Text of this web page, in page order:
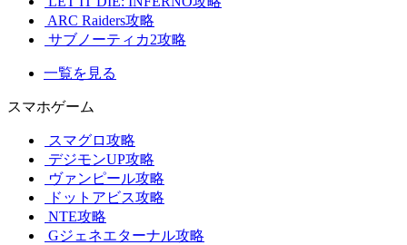
ARC Raiders攻略
サブノーティカ2攻略
一覧を見る
スマホゲーム
スマグロ攻略
デジモンUP攻略
ヴァンピール攻略
ドットアビス攻略
NTE攻略
Gジェネエターナル攻略